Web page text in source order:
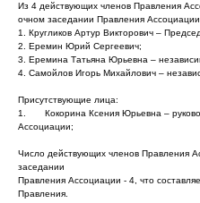
Из 4 действующих членов Правления
очном заседании Правления
1. Кругликов Артур Викторович –
2. Еремин Юрий Сергеевич;
3. Еремина Татьяна Юрьевна –
4. Самойлов Игорь Михайлович –
Присутствующие лица:
1. Кокорина Ксения Юрьевна –
Ассоциации;
Число действующих членов Правления
заседании
Правления Ассоциации - 4, что
Правления.